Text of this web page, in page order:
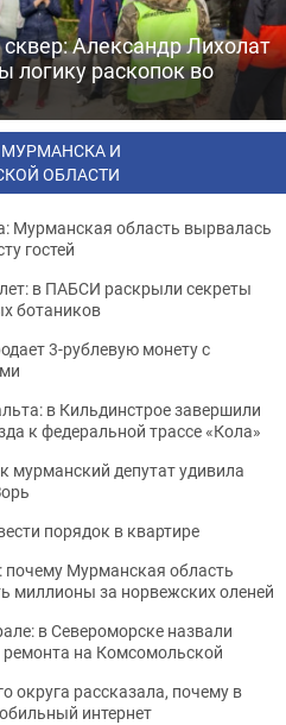
Александр Лихолат
логику раскопок во
И
ОБЛАСТИ
Мурманская область вырвалась
гостей
в ПАБСИ раскрыли секреты
ботаников
3-рублевую монету с
в Кильдинстрое завершили
к федеральной трассе «Кола»
мурманский депутат удивила
порядок в квартире
почему Мурманская область
миллионы за норвежских оленей
в Североморске назвали
на Комсомольской
округа рассказала, почему в
интернет